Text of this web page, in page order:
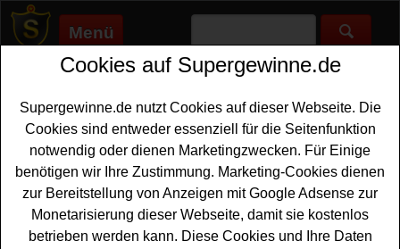
Menü
Supergewinne.de>Gewinnspiele>Sonstige Gewinnspiele
Anzeige:
Anzeige:
American Express Gewinnspiel -
Trolley gewinnen
Cookies auf Supergewinne.de
Supergewinne.de nutzt Cookies auf dieser Webseite. Die
Cookies sind entweder essenziell für die Seitenfunktion
notwendig oder dienen Marketingzwecken. Für Einige
benötigen wir Ihre Zustimmung. Marketing-Cookies dienen
zur Bereitstellung von Anzeigen mit Google Adsense zur
Monetarisierung dieser Webseite, damit sie kostenlos
betrieben werden kann. Diese Cookies und Ihre Daten